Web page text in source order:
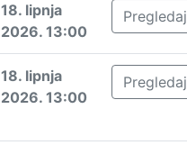
18. lipnja
2026. 13:00
Pregledaj
18. lipnja
2026. 13:00
Pregledaj